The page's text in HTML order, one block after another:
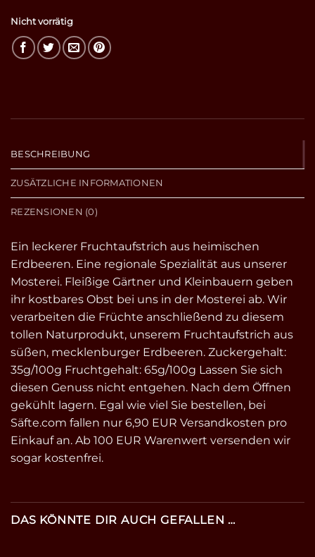
Nicht vorrätig
BESCHREIBUNG
ZUSÄTZLICHE INFORMATIONEN
REZENSIONEN (0)
Ein leckerer Fruchtaufstrich aus heimischen
Erdbeeren. Eine regionale Spezialität aus unserer
Mosterei. Fleißige Gärtner und Kleinbauern geben
ihr kostbares Obst bei uns in der Mosterei ab. Wir
verarbeiten die Früchte anschließend zu diesem
tollen Naturprodukt, unserem Fruchtaufstrich aus
süßen, mecklenburger Erdbeeren. Zuckergehalt:
35g/100g Fruchtgehalt: 65g/100g Lassen Sie sich
diesen Genuss nicht entgehen. Nach dem Öffnen
gekühlt lagern. Egal wie viel Sie bestellen, bei
Säfte.com fallen nur 6,90 EUR Versandkosten pro
Einkauf an. Ab 100 EUR Warenwert versenden wir
sogar kostenfrei.
DAS KÖNNTE DIR AUCH GEFALLEN …